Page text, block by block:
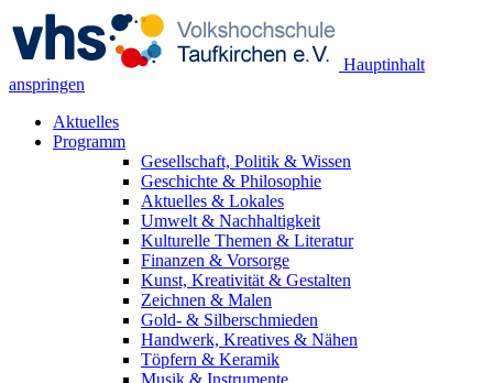
Hauptinhalt
anspringen
Aktuelles
Programm
Gesellschaft, Politik & Wissen
Geschichte & Philosophie
Aktuelles & Lokales
Umwelt & Nachhaltigkeit
Kulturelle Themen & Literatur
Finanzen & Vorsorge
Kunst, Kreativität & Gestalten
Zeichnen & Malen
Gold- & Silberschmieden
Handwerk, Kreatives & Nähen
Töpfern & Keramik
Musik & Instrumente